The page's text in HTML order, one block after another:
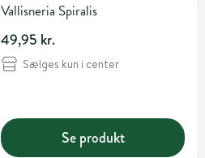
Vallisneria Spiralis
49,95 kr.
Sælges kun i center
Se produkt